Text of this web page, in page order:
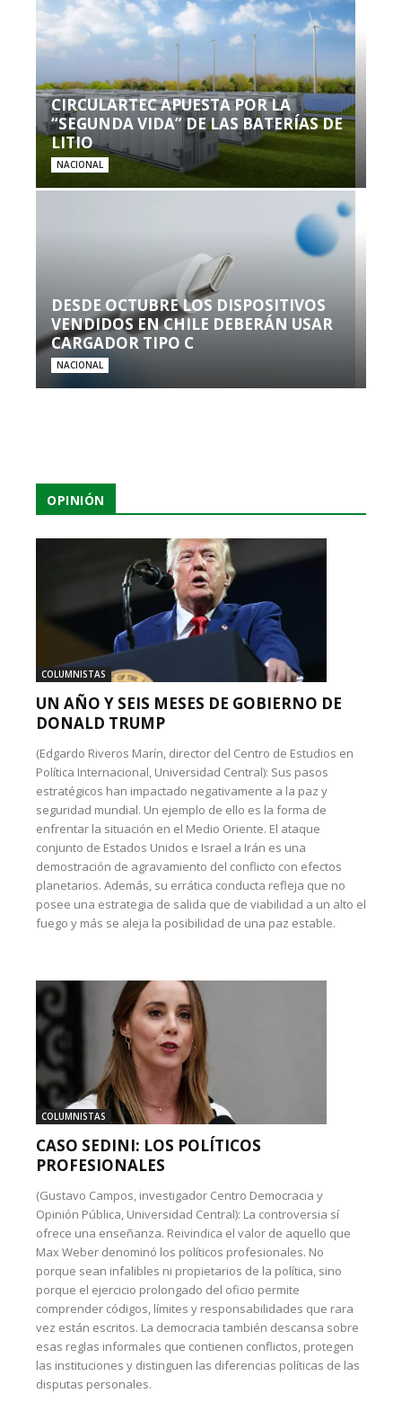
CIRCULARTEC APUESTA POR LA
“SEGUNDA VIDA” DE LAS BATERÍAS DE
LITIO
NACIONAL
DESDE OCTUBRE LOS DISPOSITIVOS
VENDIDOS EN CHILE DEBERÁN USAR
CARGADOR TIPO C
NACIONAL
OPINIÓN
COLUMNISTAS
UN AÑO Y SEIS MESES DE GOBIERNO DE
DONALD TRUMP
(Edgardo Riveros Marín, director del Centro de Estudios en
Política Internacional, Universidad Central): Sus pasos
estratégicos han impactado negativamente a la paz y
seguridad mundial. Un ejemplo de ello es la forma de
enfrentar la situación en el Medio Oriente. El ataque
conjunto de Estados Unidos e Israel a Irán es una
demostración de agravamiento del conflicto con efectos
planetarios. Además, su errática conducta refleja que no
posee una estrategia de salida que de viabilidad a un alto el
fuego y más se aleja la posibilidad de una paz estable.
COLUMNISTAS
CASO SEDINI: LOS POLÍTICOS
PROFESIONALES
(Gustavo Campos, investigador Centro Democracia y
Opinión Pública, Universidad Central): La controversia sí
ofrece una enseñanza. Reivindica el valor de aquello que
Max Weber denominó los políticos profesionales. No
porque sean infalibles ni propietarios de la política, sino
porque el ejercicio prolongado del oficio permite
comprender códigos, límites y responsabilidades que rara
vez están escritos. La democracia también descansa sobre
esas reglas informales que contienen conflictos, protegen
las instituciones y distinguen las diferencias políticas de las
disputas personales.